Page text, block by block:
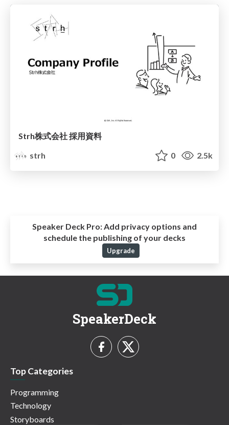
Strh株式会社 採用資料
strh
0 2.5k
Speaker Deck Pro:Add privacy options and
schedule the publishing of your decks
Upgrade
SpeakerDeck
Top Categories
Programming
Technology
Storyboards